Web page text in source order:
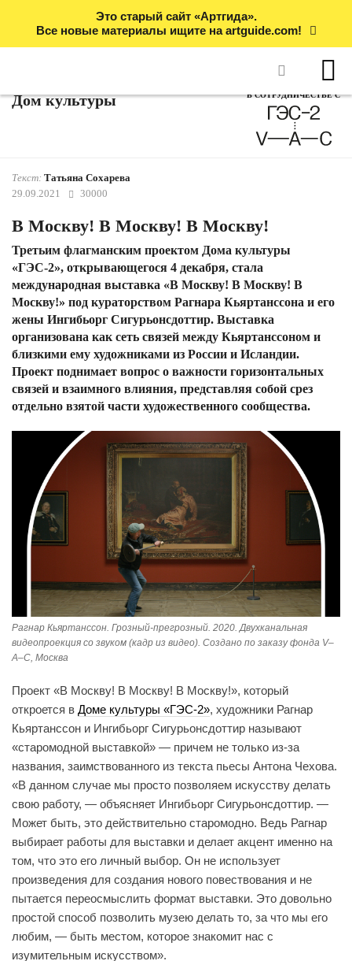
Это старый сайт «Артгида».
Все новые материалы ищите на artguide.com!
Дом культуры В СОТРУДНИЧЕСТВЕ С
Текст: Татьяна Сохарева
29.09.2021
30000
В Москву! В Москву! В Москву!
Третьим флагманским проектом Дома культуры
«ГЭС-2», открывающегося 4 декабря, стала
международная выставка «В Москву! В Москву! В
Москву!» под кураторством Рагнара Кьяртанссона и его
жены Ингибьорг Сигурьонсдоттир. Выставка
организована как сеть связей между Кьяртанссоном и
близкими ему художниками из России и Исландии.
Проект поднимает вопрос о важности горизонтальных
связей и взаимного влияния, представляя собой срез
отдельно взятой части художественного сообщества.
Рагнар Кьяртанссон. Грозный-прегрозный. 2020. Двухканальная
видеопроекция со звуком (кадр из видео). Создано по заказу фонда V–
A–C, Москва
Проект «В Москву! В Москву! В Москву!», который
откроется в Доме культуры «ГЭС-2», художники Рагнар
Кьяртанссон и Ингибьорг Сигурьонсдоттир называют
«старомодной выставкой» — причем не только из-за
названия, заимствованного из текста пьесы Антона Чехова.
«В данном случае мы просто позволяем искусству делать
свою работу, — объясняет Ингибьорг Сигурьонсдоттир. —
Может быть, это действительно старомодно. Ведь Рагнар
выбирает работы для выставки и делает акцент именно на
том, что это его личный выбор. Он не использует
произведения для создания нового повествования и не
пытается переосмыслить формат выставки. Это довольно
простой способ позволить музею делать то, за что мы его
любим, — быть местом, которое знакомит нас с
изумительным искусством».